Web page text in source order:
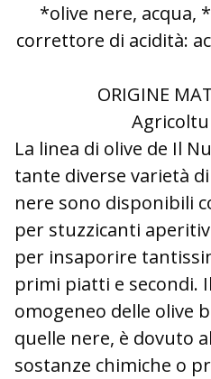
*olive nere, acqua,
correttore di acidità:
ORIGINE
La linea di olive de Il
tante diverse varietà
nere sono disponibili
per stuzzicanti
per insaporire
primi piatti e secondi.
omogeneo delle olive
quelle nere, è dovuto
sostanze chimiche o